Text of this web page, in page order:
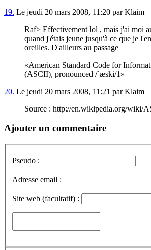
19. Le jeudi 20 mars 2008, 11:20 par Klaim
Raf> Effectivement lol , mais j'ai moi
quand j'étais jeune jusqu'à ce que je
oreilles. D'ailleurs au passage
American Standard Code for
(ASCII), pronounced /ˈæski/1
20. Le jeudi 20 mars 2008, 11:21 par Klaim
Source : http://en.wikipedia.org/wiki/
Ajouter un commentaire
Pseudo :
Adresse email :
Site web (facultatif) :